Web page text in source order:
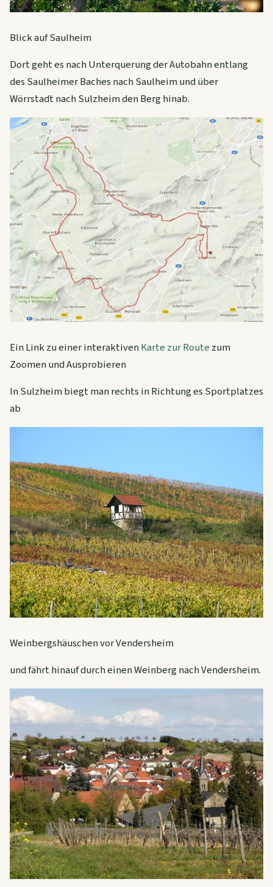
Blick auf Saulheim
Dort geht es nach Unterquerung der Autobahn entlang
des Saulheimer Baches nach Saulheim und über
Wörrstadt nach Sulzheim den Berg hinab.
Ein Link zu einer interaktivenKarte zur Route zum
Zoomen und Ausprobieren
In Sulzheim biegt man rechts in Richtung es Sportplatzes
ab
Weinbergshäuschen vor Vendersheim
und fährt hinauf durch einen Weinberg nach Vendersheim.